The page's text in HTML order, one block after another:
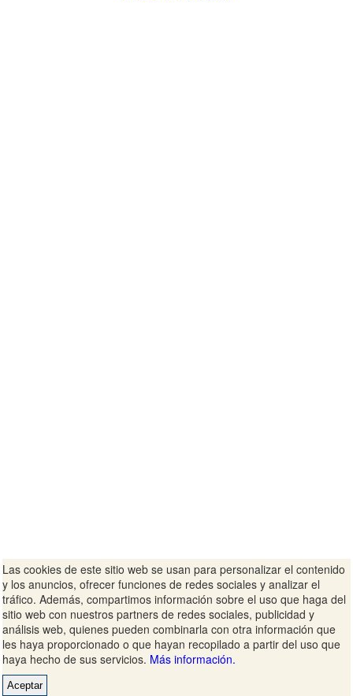
Las cookies de este sitio web se usan para personalizar el contenido
y los anuncios, ofrecer funciones de redes sociales y analizar el
tráfico. Además, compartimos información sobre el uso que haga del
sitio web con nuestros partners de redes sociales, publicidad y
análisis web, quienes pueden combinarla con otra información que
les haya proporcionado o que hayan recopilado a partir del uso que
haya hecho de sus servicios. Más información.